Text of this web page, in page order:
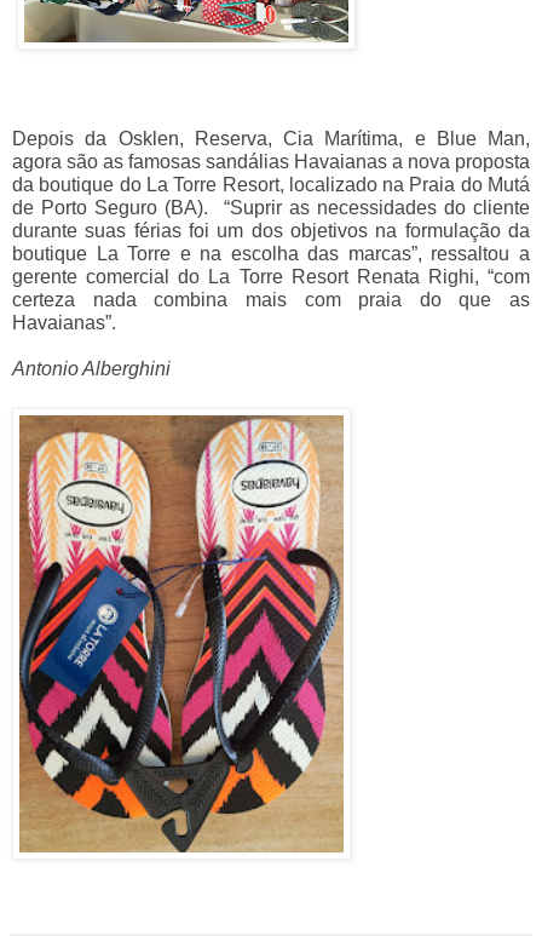
Depois da Osklen, Reserva, Cia Marítima, e Blue Man,
agora são as famosas sandálias Havaianas a nova proposta
da boutique do La Torre Resort, localizado na Praia do Mutá
de Porto Seguro (BA). “Suprir as necessidades do cliente
durante suas férias foi um dos objetivos na formulação da
boutique La Torre e na escolha das marcas”, ressaltou a
gerente comercial do La Torre Resort Renata Righi, “com
certeza nada combina mais com praia do que as
Havaianas”.
Antonio Alberghini